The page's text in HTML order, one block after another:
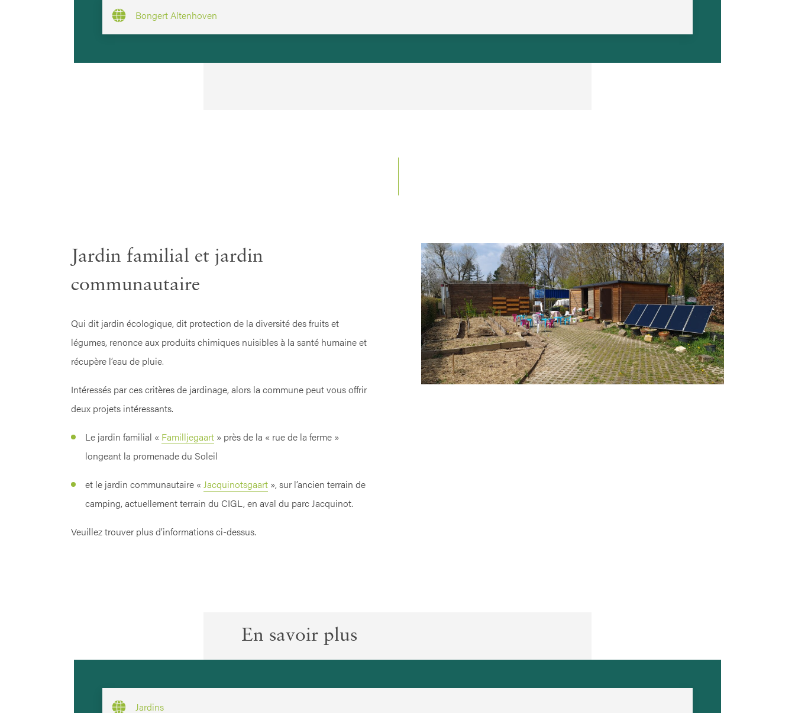
Bongert Altenhoven
Jardin familial et jardin
communautaire
Qui dit jardin écologique, dit protection de la diversité des fruits et
légumes, renonce aux produits chimiques nuisibles à la santé humaine et
récupère l’eau de pluie.
Intéressés par ces critères de jardinage, alors la commune peut vous offrir
deux projets intéressants.
Le jardin familial « Familljegaart » près de la « rue de la ferme »
longeant la promenade du Soleil
et le jardin communautaire «Jacquinotsgaart », sur l’ancien terrain de
camping, actuellement terrain du CIGL, en aval du parc Jacquinot.
Veuillez trouver plus d’informations ci-dessus.
En savoir plus
Jardins